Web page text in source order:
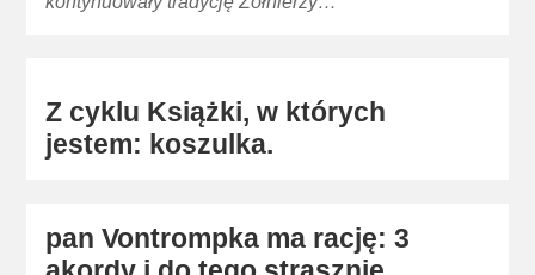
Z cyklu Książki, w których
jestem: koszulka.
pan Vontrompka ma rację: 3